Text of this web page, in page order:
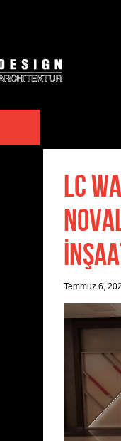
LC
Temmuz 6,